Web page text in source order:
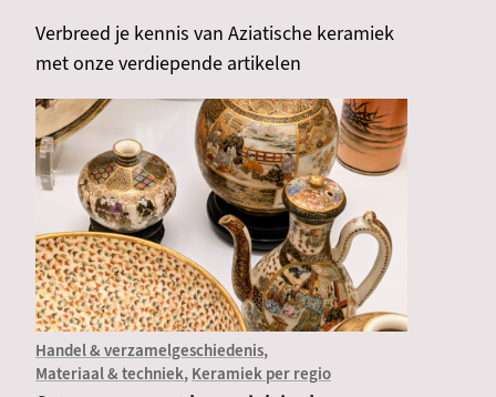
Verbreed je kennis van Aziatische keramiek
met onze verdiepende artikelen
Handel & verzamelgeschiedenis
Materiaal & techniek Keramiek per regio